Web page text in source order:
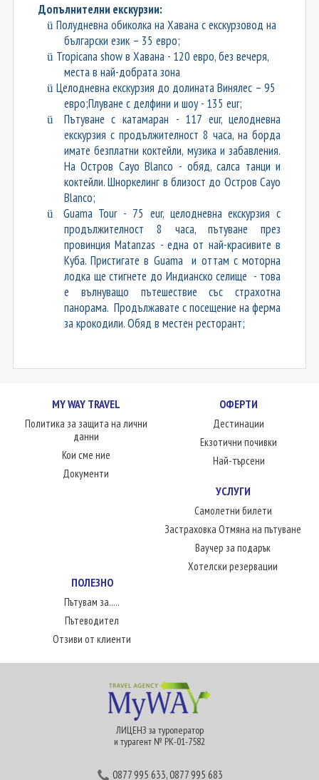
Допълнителни екскурзии:
ü Полудневна обиколка на Хавана с екскурзовод на
български език – 35 евро;
ü Tropicana show в Хавана - 120 евро, без вечеря,
места в най-добрата зона
ü Целодневна екскурзия до долината Винялес – 95
евро;Плуване с делфини и шоу - 135 eur;
ü
Пътуване с катамаран - 117 eur, целодневна
екскурзия с продължителност 8 часа, на борда
имате безплатни коктейли, музика и забавления.
На Остров Cayo Blanco - обяд, салса танци и
коктейли. Шноркелинг в близост до Остров Cayo
Blanco;
ü
Guama Tour - 75 eur, целодневна екскурзия с
продължителност 8 часа, пътуване през
провинция Matanzas - една от най-красивите в
Куба. Пристигате в Guama и оттам с моторна
лодка ще стигнете до Индианско селище - това
е вълнуващо пътешествие със страхотна
панорама. Продължавате с посещение на ферма
за крокодили. Обяд в местен ресторант;
MY WAY TRAVEL
Политика за защита на лични
данни
Кои сме ние
Документи
ОФЕРТИ
Дестинации
Екзотични почивки
Най-търсени
УСЛУГИ
Самолетни билети
Застраховка Отмяна на пътуване
Ваучер за подарък
Хотелски резервации
ПОЛЕЗНО
Пътувам за.....
Пътеводител
Отзиви от клиенти
ЛИЦЕНЗ за туроператор
и турагент № РК-01-7582
0877 995 633,0877 995 683